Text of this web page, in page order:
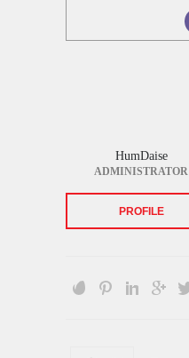
HumDaise
ADMINISTRATOR
PROFILE